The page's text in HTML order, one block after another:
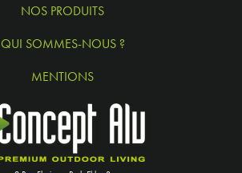
NOS PRODUITS
QUI SOMMES-NOUS ?
MENTIONS